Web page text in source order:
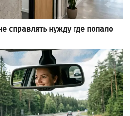
справлять нужду где попало